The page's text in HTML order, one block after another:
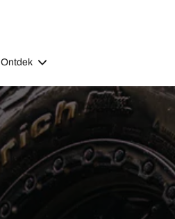
Ontdek